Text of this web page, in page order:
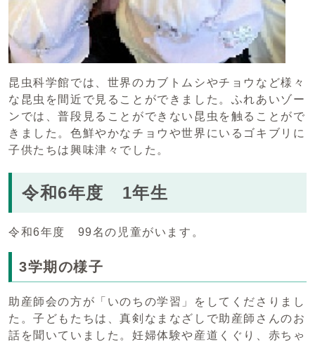
昆虫科学館では、世界のカブトムシやチョウなど様々
な昆虫を間近で見ることができました。ふれあいゾー
ンでは、普段見ることができない昆虫を触ることがで
きました。色鮮やかなチョウや世界にいるゴキブリに
子供たちは興味津々でした。
令和6年度 1年生
令和6年度 99名の児童がいます。
3学期の様子
助産師会の方が「いのちの学習」をしてくださりまし
た。子どもたちは、真剣なまなざしで助産師さんのお
話を聞いていました。妊婦体験や産道くぐり、赤ちゃ